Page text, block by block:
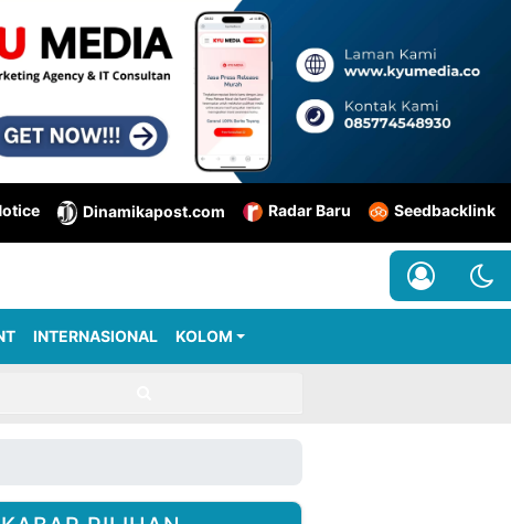
Dinamikapost.com Radar Baru Seedbacklink
INTERNASIONAL KOLOM